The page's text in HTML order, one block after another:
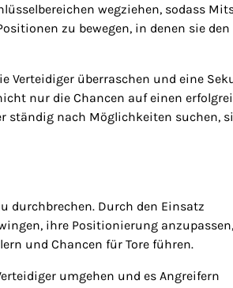
wegziehen, sodass
zu bewegen, in denen sie den
Verteidiger überraschen und eine
nur die Chancen auf einen
ständig nach Möglichkeiten suchen,
durchbrechen. Durch den Einsatz
ihre Positionierung
und Chancen für Tore führen.
umgehen und es Angreifern